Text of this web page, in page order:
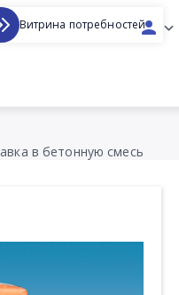
Витрина потребностей
в бетонную смесь